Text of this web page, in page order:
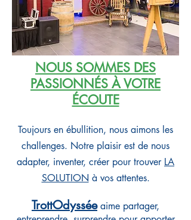
NOUS SOMMES DES
PASSIONNÉS À VOTRE
ÉCOUTE
Toujours en ébullition, nous aimons les
challenges. Notre plaisir est de nous
adapter, inventer, créer pour trouver LA
SOLUTION à vos attentes.
TrottOdysséeaime partager,